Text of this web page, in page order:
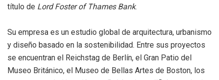
título de Lord Foster of Thames Bank.
Su empresa es un estudio global de arquitectura, urbanismo
y diseño basado en la sostenibilidad. Entre sus proyectos
se encuentran el Reichstag de Berlín, el Gran Patio del
Museo Británico, el Museo de Bellas Artes de Boston, los